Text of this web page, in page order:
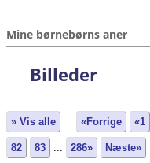
Mine børnebørns aner
Billeder
» Vis alle «Forrige «1
82 83 ... 286» Næste»